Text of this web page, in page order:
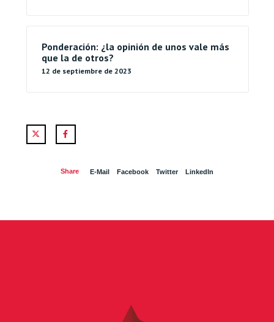
Ponderación: ¿la opinión de unos vale más
que la de otros?
12 de septiembre de 2023
Share E-Mail Facebook Twitter LinkedIn